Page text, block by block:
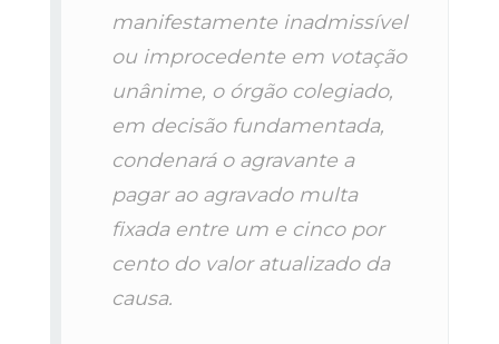
manifestamente inadmissível
ou improcedente em votação
unânime, o órgão colegiado,
em decisão fundamentada,
condenará o agravante a
pagar ao agravado multa
fixada entre um e cinco por
cento do valor atualizado da
causa.